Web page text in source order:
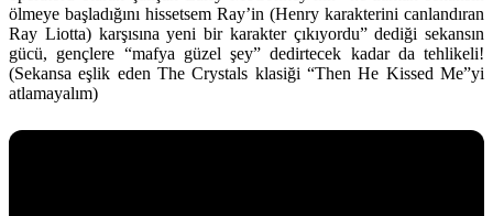
ölmeye başladığını hissetsem Ray’in (Henry karakterini canlandıran
Ray Liotta) karşısına yeni bir karakter çıkıyordu” dediği sekansın
gücü, gençlere “mafya güzel şey” dedirtecek kadar da tehlikeli!
(Sekansa eşlik eden The Crystals klasiği “Then He Kissed Me”yi
atlamayalım)